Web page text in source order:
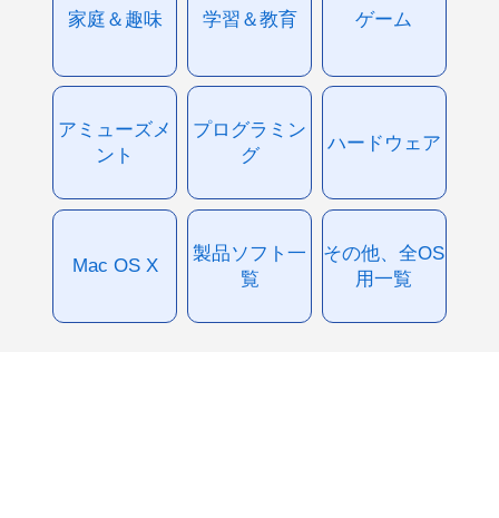
家庭＆趣味 学習＆教育 ゲーム
アミューズメ
ント
プログラミン
グ
ハードウェア
Mac OS X
製品ソフト一
覧
その他、全OS
用一覧